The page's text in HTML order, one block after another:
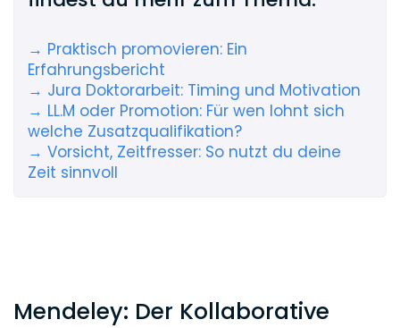
→ Praktisch promovieren: Ein
Erfahrungsbericht
→ Jura Doktorarbeit: Timing und Motivation
→ LL.M oder Promotion: Für wen lohnt sich
welche Zusatzqualifikation?
→ Vorsicht, Zeitfresser: So nutzt du deine
Zeit sinnvoll
Mendeley: Der Kollaborative